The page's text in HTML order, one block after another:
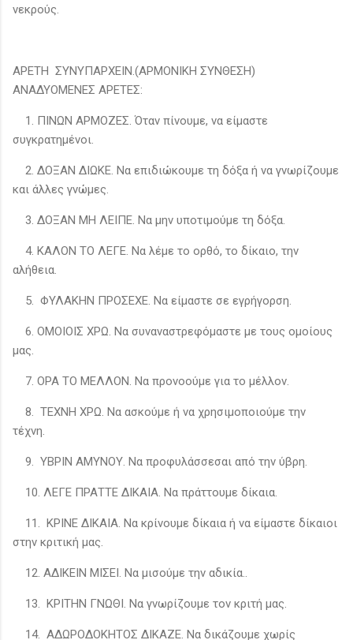
νεκρούς.
ΑΡΕΤΗ ΣΥΝΥΠΑΡΧΕΙΝ.(ΑΡΜΟΝΙΚΗ ΣΥΝΘΕΣΗ)
ΑΝΑΔΥΟΜΕΝΕΣ ΑΡΕΤΕΣ:
1. ΠΙΝΩΝ ΑΡΜΟΖΕΣ. Όταν πίνουμε, να είμαστε
συγκρατημένοι.
2. ΔΟΞΑΝ ΔΙΩΚΕ. Να επιδιώκουμε τη δόξα ή να γνωρίζουμε
και άλλες γνώμες.
3. ΔΟΞΑΝ ΜΗ ΛΕΙΠΕ. Να μην υποτιμούμε τη δόξα.
4. ΚΑΛΟΝ ΤΟ ΛΕΓΕ. Να λέμε το ορθό, το δίκαιο, την
αλήθεια.
5. ΦΥΛΑΚΗΝ ΠΡΟΣΕΧΕ. Να είμαστε σε εγρήγορση.
6. ΟΜΟΙΟΙΣ ΧΡΩ. Να συναναστρεφόμαστε με τους ομοίους
μας.
7. ΟΡΑ ΤΟ ΜΕΛΛΟΝ. Να προνοούμε για το μέλλον.
8. ΤΕΧΝΗ ΧΡΩ. Να ασκούμε ή να χρησιμοποιούμε την
τέχνη.
9. ΥΒΡΙΝ ΑΜΥΝΟΥ. Να προφυλάσσεσαι από την ύβρη.
10. ΛΕΓΕ ΠΡΑΤΤΕ ΔΙΚΑΙΑ. Να πράττουμε δίκαια.
11. ΚΡΙΝΕ ΔΙΚΑΙΑ. Να κρίνουμε δίκαια ή να είμαστε δίκαιοι
στην κριτική μας.
12. ΑΔΙΚΕΙΝ ΜΙΣΕΙ. Να μισούμε την αδικία..
13. ΚΡΙΤΗΝ ΓΝΩΘΙ. Να γνωρίζουμε τον κριτή μας.
14. ΑΔΩΡΟΔΟΚΗΤΟΣ ΔΙΚΑΖΕ. Να δικάζουμε χωρίς